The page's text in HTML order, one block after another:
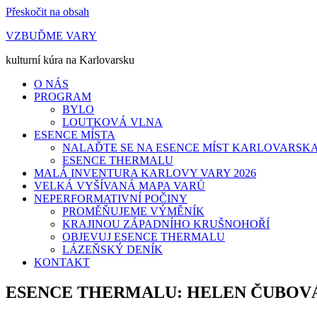
Přeskočit na obsah
VZBUĎME VARY
kulturní kúra na Karlovarsku
O NÁS
PROGRAM
BYLO
LOUTKOVÁ VLNA
ESENCE MÍSTA
NALAĎTE SE NA ESENCE MÍST
ESENCE THERMALU
MALÁ INVENTURA KARLOVY VARY 2026
VELKÁ VYŠÍVANÁ MAPA VARŮ
NEPERFORMATIVNÍ POČINY
PROMĚŇUJEME VÝMĚNÍK
KRAJINOU ZÁPADNÍHO KRUŠNOHOŘÍ
OBJEVUJ ESENCE THERMALU
LÁZEŇSKÝ DENÍK
KONTAKT
ESENCE THERMALU: HELEN